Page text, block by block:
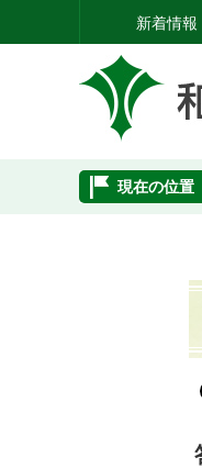
新着情報
現在の位置